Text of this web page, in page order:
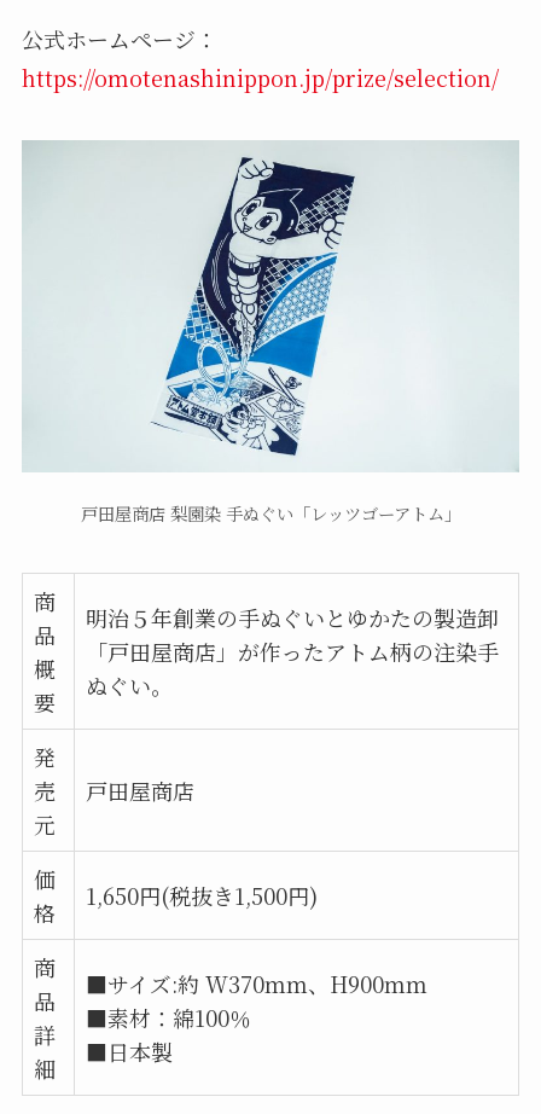
公式ホームページ：
https://omotenashinippon.jp/prize/selection/
戸田屋商店 梨園染 手ぬぐい「レッツゴーアトム」
商
品
概
要
明治５年創業の手ぬぐいとゆかたの製造卸
「戸田屋商店」が作ったアトム柄の注染手
ぬぐい。
発
売
元
戸田屋商店
価
格
1,650円(税抜き1,500円)
商
品
詳
細
■サイズ:約 W370ｍｍ、H900ｍｍ
■素材：綿100％
■日本製